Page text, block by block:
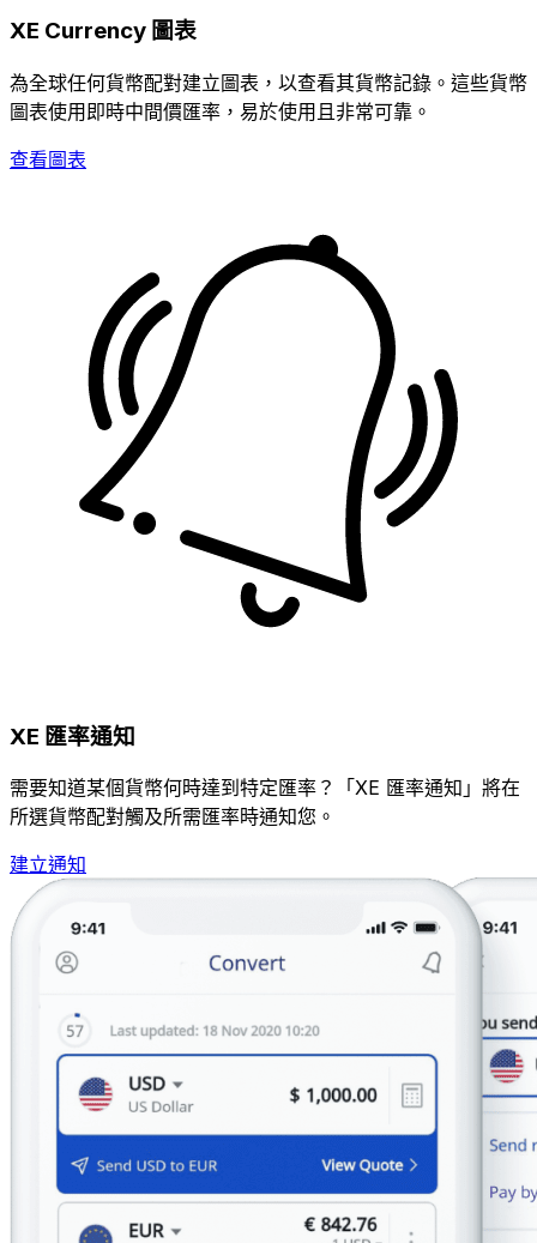
XE Currency 圖表
為全球任何貨幣配對建立圖表，以查看其貨幣記錄。這些貨幣
圖表使用即時中間價匯率，易於使用且非常可靠。
查看圖表
XE 匯率通知
需要知道某個貨幣何時達到特定匯率？「XE 匯率通知」將在
所選貨幣配對觸及所需匯率時通知您。
建立通知